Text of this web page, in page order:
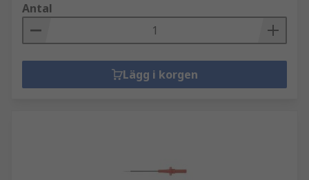
Antal
Lägg i korgen